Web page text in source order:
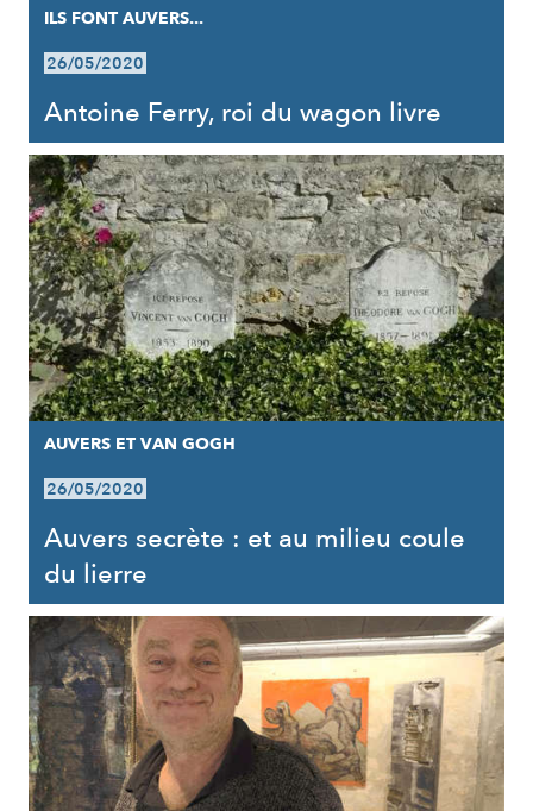
ILS FONT AUVERS...
26/05/2020
Antoine Ferry, roi du wagon livre
AUVERS ET VAN GOGH
26/05/2020
Auvers secrète : et au milieu coule
du lierre